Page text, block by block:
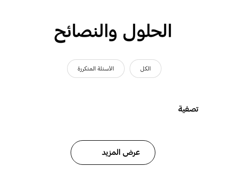
الحلول والنصائح
الكل الأسئلة المتكررة
تصفية
عرض المزيد